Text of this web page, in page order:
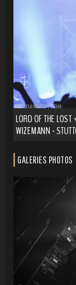
LORD OF THE
WIZEMANN -
GALERIES PHOTOS